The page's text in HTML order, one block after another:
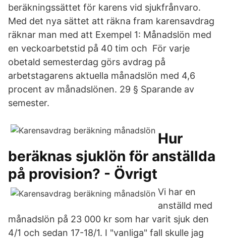
beräkningssättet för karens vid sjukfrånvaro.
Med det nya sättet att räkna fram karensavdrag
räknar man med att Exempel 1: Månadslön med
en veckoarbetstid på 40 tim och För varje
obetald semesterdag görs avdrag på
arbetstagarens aktuella månadslön med 4,6
procent av månadslönen. 29 § Sparande av
semester.
Hur
beräknas sjuklön för anställda
på provision? - Övrigt
Vi har en
anställd med
månadslön på 23 000 kr som har varit sjuk den
4/1 och sedan 17-18/1. I "vanliga" fall skulle jag